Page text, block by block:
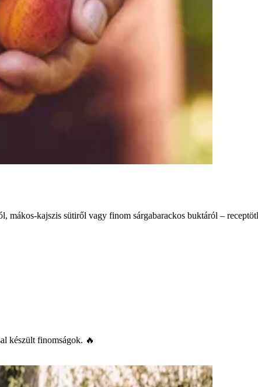
mákos-kajszis sütiről vagy finom sárgabarackos buktáról –
készült finomságok. 🔥